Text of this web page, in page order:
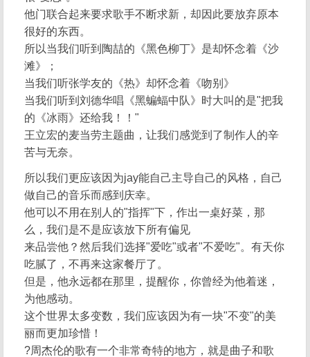
他门联合起来要求歌手不断求新，却因此要放弃原本
很好的东西。
所以当我们听到陶喆的《黑色柳丁》是却怀念着《沙
滩》；
当我们听张学友的《热》却怀念着《吻别》
当我们听到刘德华唱《黑蝙蝠中队》时大叫的是"把我
的《冰雨》还给我！！"
王立宏的麦当劳主题曲，让我们感觉到了制作人的辛
苦与无奈。
所以我们更应该因为jay能自己主导自己的风格，自己
做自己的音乐而感到庆幸。
他可以不用在别人的"指挥"下，作出一桌好菜，那
么，我们是不是应该放下所有偏见
来品尝他？然后我们选择"爱吃"或者"不爱吃"。有天你
吃腻了，不再来这家餐厅了。
但是，他永远都在那里，提醒你，你曾经为他着迷，
为他感动。
这个世界太多变数，我们应该因为有一块"不变"的美
丽而更加珍惜！
?周杰伦的歌有一个非常奇特的地方，就是曲子和歌